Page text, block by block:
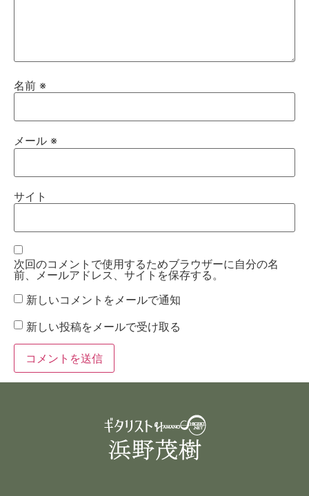
名前 ※
メール ※
サイト
次回のコメントで使用するためブラウザーに自分の名
前、メールアドレス、サイトを保存する。
新しいコメントをメールで通知
新しい投稿をメールで受け取る